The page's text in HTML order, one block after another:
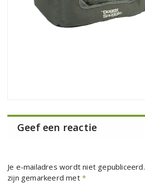
Geef een reactie
Je e-mailadres wordt niet gepubliceerd.
zijn gemarkeerd met *